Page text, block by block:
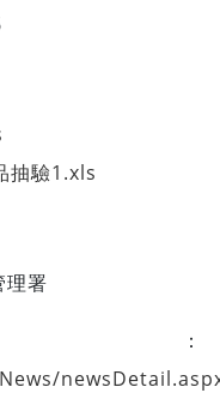
抽驗1.xls
理署
：